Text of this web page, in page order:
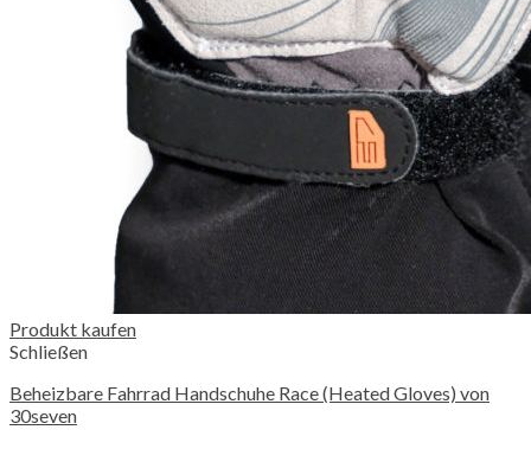
Produkt kaufen
Schließen
Beheizbare Fahrrad Handschuhe Race (Heated Gloves) von
30seven